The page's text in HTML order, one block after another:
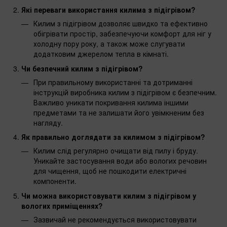
Які переваги використання килима з підігрівом?
Килим з підігрівом дозволяє швидко та ефективно
обігрівати простір, забезпечуючи комфорт для ніг у
холодну пору року, а також може слугувати
додатковим джерелом тепла в кімнаті.
Чи безпечний килим з підігрівом?
При правильному використанні та дотриманні
інструкцій виробника килим з підігрівом є безпечним.
Важливо уникати покривання килима іншими
предметами та не залишати його увімкненим без
нагляду.
Як правильно доглядати за килимом з підігрівом?
Килим слід регулярно очищати від пилу і бруду.
Уникайте застосування води або вологих речовин
для чищення, щоб не пошкодити електричні
компоненти.
Чи можна використовувати килим з підігрівом у
вологих приміщеннях?
Зазвичай не рекомендується використовувати